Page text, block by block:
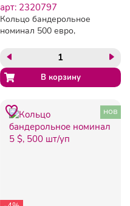
арт: 2320797
Кольцо бандерольное
номинал 500 евро,
нов